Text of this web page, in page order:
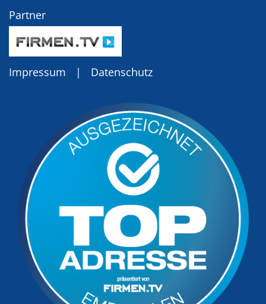
Partner
Impressum | Datenschutz